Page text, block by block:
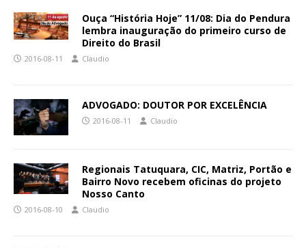
Ouça “História Hoje” 11/08: Dia do Pendura
lembra inauguração do primeiro curso de
Direito do Brasil
2016-08-11 Claudio
ADVOGADO: DOUTOR POR EXCELÊNCIA
2016-08-11 Claudio
Regionais Tatuquara, CIC, Matriz, Portão e
Bairro Novo recebem oficinas do projeto
Nosso Canto
2016-08-10 Claudio